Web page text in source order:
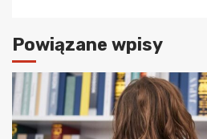
Powiązane wpisy